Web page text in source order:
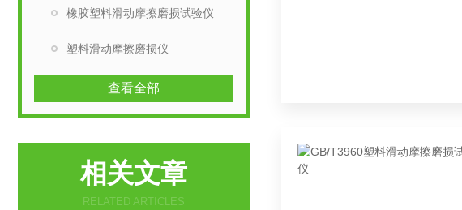
橡胶塑料滑动摩擦磨损试验仪
塑料滑动摩擦磨损仪
查看全部
相关文章
RELATED ARTICLES